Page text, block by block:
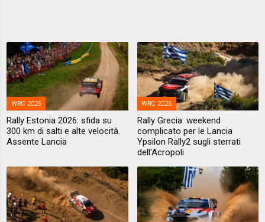
WRC 2026
Rally Estonia 2026: sfida su
300 km di salti e alte velocità.
Assente Lancia
WRC 2026
Rally Grecia: weekend
complicato per le Lancia
Ypsilon Rally2 sugli sterrati
dell'Acropoli